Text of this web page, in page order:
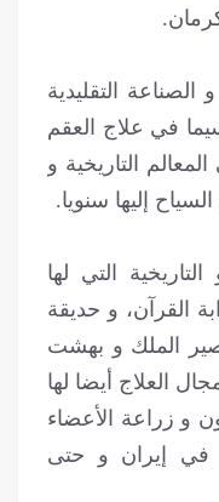
التقليدية
في علاج العقم
التاريخية و
إليها سنويا.
التي لها
القرآن، و حديقة
الملك و بهشت
العلاج أيضا لها
و زراعة الأعضاء
في إيران و حتى